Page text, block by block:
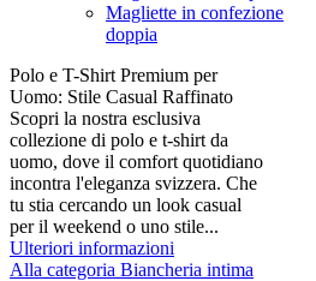
Magliette in confezione
doppia
Polo e T-Shirt Premium per
Uomo: Stile Casual Raffinato
Scopri la nostra esclusiva
collezione di polo e t-shirt da
uomo, dove il comfort quotidiano
incontra l'eleganza svizzera. Che
tu stia cercando un look casual
per il weekend o uno stile...
Ulteriori informazioni
Alla categoria Biancheria intima